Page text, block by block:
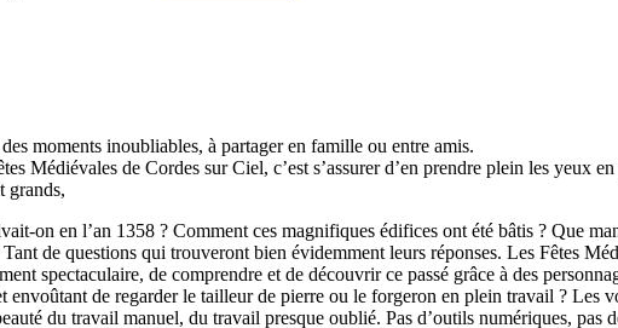
moments inoubliables, à partager en famille ou entre amis.
Médiévales de Cordes sur Ciel, c’est s’assurer d’en prendre plein les yeux
grands,
on en l’an 1358 ? Comment ces magnifiques édifices ont été bâtis ? Que
de questions qui trouveront bien évidemment leurs réponses. Les Fêtes
spectaculaire, de comprendre et de découvrir ce passé grâce à des
envoûtant de regarder le tailleur de pierre ou le forgeron en plein travail ? Les
du travail manuel, du travail presque oublié. Pas d’outils numériques, pas